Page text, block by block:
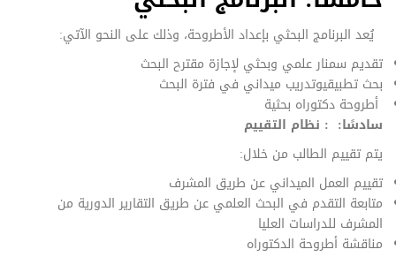
يُعد البرنامج البحثي بإعداد الأطروحة، وذلك على النحو الآتي:
تقديم سمنار علمي وبحثي لإجازة مقترح البحث
بحث تطبيقيوتدريب ميداني في فترة البحث
أطروحة دكتوراه بحثية
سادسًا: : نظام التقييم
يتم تقييم الطالب من خلال:
تقييم العمل الميداني عن طريق المشرف
متابعة التقدم في البحث العلمي عن طريق التقارير الدورية من
المشرف للدراسات العليا
مناقشة أطروحة الدكتوراه